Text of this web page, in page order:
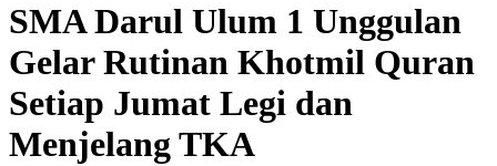
SMA Darul Ulum 1 Unggulan
Gelar Rutinan Khotmil Quran
Setiap Jumat Legi dan
Menjelang TKA